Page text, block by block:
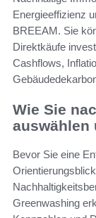
Energieeffizienz
BREEAM. Sie
Direktkäufe
Cashflows,
Wie Sie
auswählen
Bevor Sie eine
Greenwashing